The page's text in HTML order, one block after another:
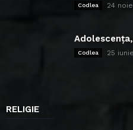
Codlea 24
Codlea 25
RELIGIE